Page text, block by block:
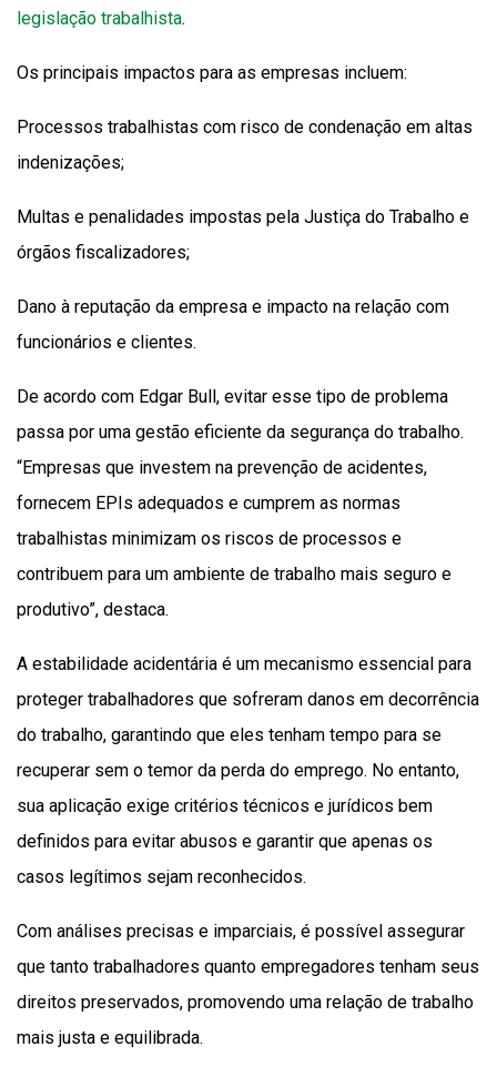
legislação trabalhista.
Os principais impactos para as empresas incluem:
Processos trabalhistas com risco de condenação em altas
indenizações;
Multas e penalidades impostas pela Justiça do Trabalho e
órgãos fiscalizadores;
Dano à reputação da empresa e impacto na relação com
funcionários e clientes.
De acordo com Edgar Bull, evitar esse tipo de problema
passa por uma gestão eficiente da segurança do trabalho.
“Empresas que investem na prevenção de acidentes,
fornecem EPIs adequados e cumprem as normas
trabalhistas minimizam os riscos de processos e
contribuem para um ambiente de trabalho mais seguro e
produtivo”, destaca.
A estabilidade acidentária é um mecanismo essencial para
proteger trabalhadores que sofreram danos em decorrência
do trabalho, garantindo que eles tenham tempo para se
recuperar sem o temor da perda do emprego. No entanto,
sua aplicação exige critérios técnicos e jurídicos bem
definidos para evitar abusos e garantir que apenas os
casos legítimos sejam reconhecidos.
Com análises precisas e imparciais, é possível assegurar
que tanto trabalhadores quanto empregadores tenham seus
direitos preservados, promovendo uma relação de trabalho
mais justa e equilibrada.